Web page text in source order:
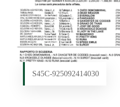
S45C-925092414030